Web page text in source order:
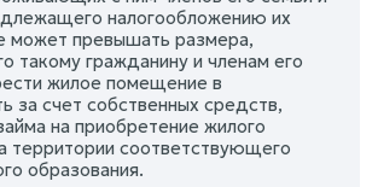
налогообложению их
может превышать размера,
такому гражданину и членам его
жилое помещение в
за счет собственных средств,
на приобретение жилого
территории соответствующего
образования.